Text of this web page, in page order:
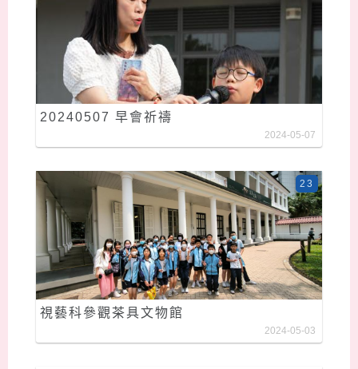
20240507 早會祈禱
2024-05-07
視藝科參觀茶具文物館
23
2024-05-03